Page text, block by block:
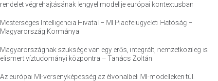
rendelet végrehajtásának lengyel modellje európai kontextusban
Mesterséges Intelligencia Hivatal – MI Piacfelügyeleti Hatóság –
Magyarország Kormánya
Magyarországnak szüksége van egy erős, integrált, nemzetközileg is
elismert víztudományi központra – Tanács Zoltán
Az európai MI-versenyképesség az élvonalbeli MI-modelleken túl.